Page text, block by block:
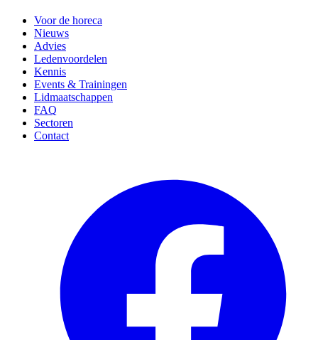
Voor de horeca
Nieuws
Advies
Ledenvoordelen
Kennis
Events & Trainingen
Lidmaatschappen
FAQ
Sectoren
Contact